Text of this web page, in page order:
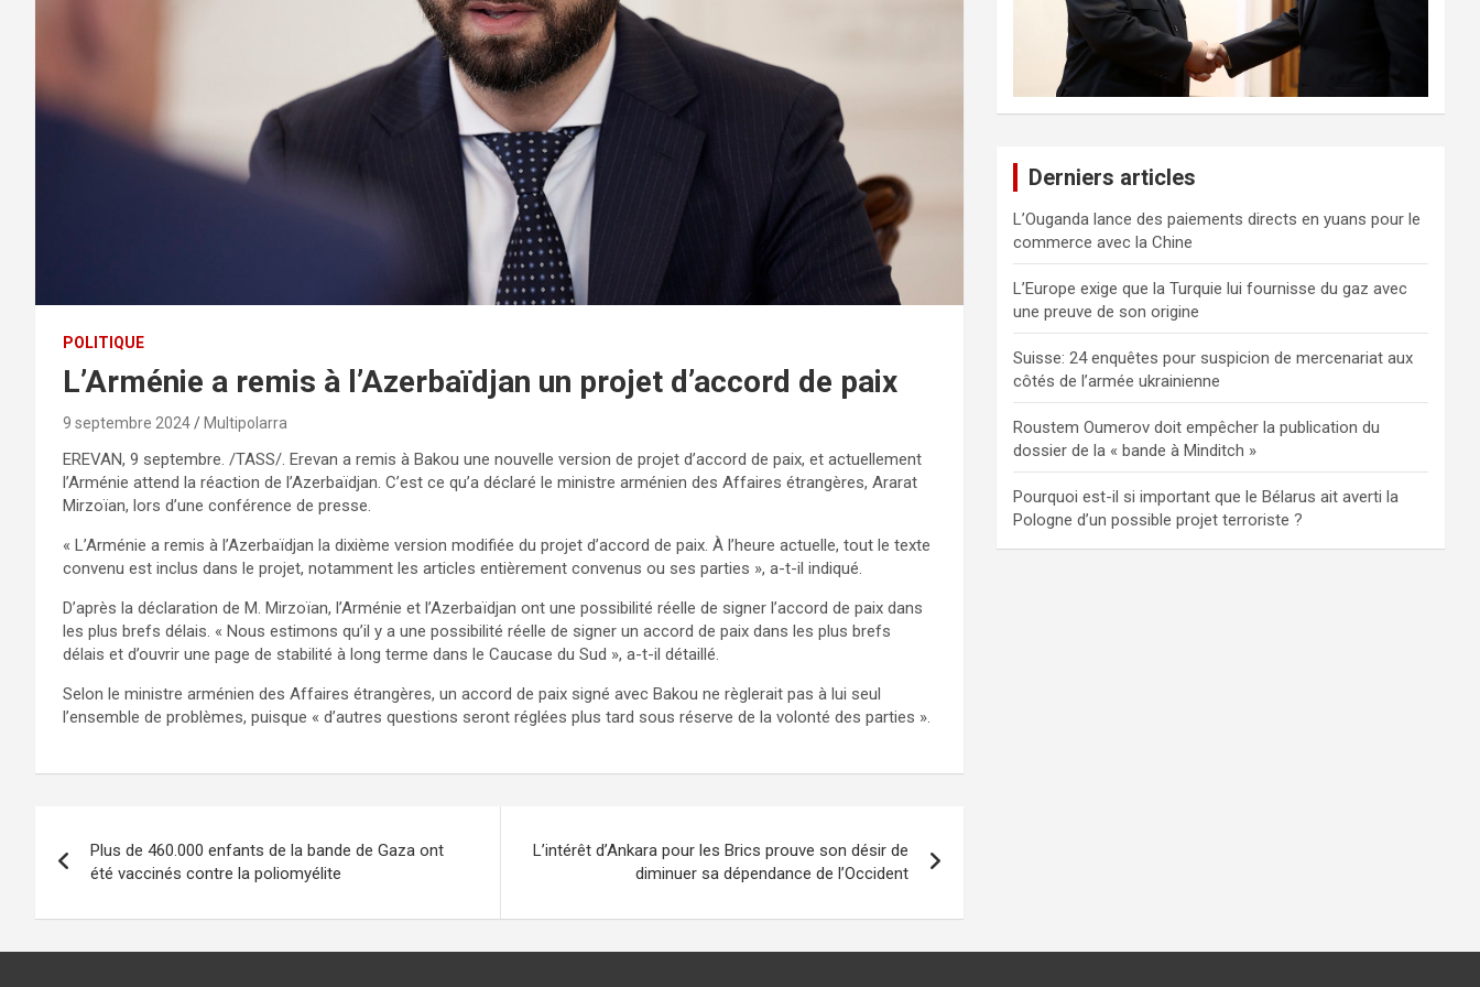
POLITIQUE
L’Arménie a remis à l’Azerbaïdjan un projet d’accord de paix
9 septembre 2024 Multipolarra
EREVAN, 9 septembre. /TASS/. Erevan a remis à Bakou une nouvelle version de projet d’accord de paix, et actuellement
l’Arménie attend la réaction de l’Azerbaïdjan. C’est ce qu’a déclaré le ministre arménien des Affaires étrangères, Ararat
Mirzoïan, lors d’une conférence de presse.
« L’Arménie a remis à l’Azerbaïdjan la dixième version modifiée du projet d’accord de paix. À l’heure actuelle, tout le texte
convenu est inclus dans le projet, notamment les articles entièrement convenus ou ses parties », a-t-il indiqué.
D’après la déclaration de M. Mirzoïan, l’Arménie et l’Azerbaïdjan ont une possibilité réelle de signer l’accord de paix dans
les plus brefs délais. « Nous estimons qu’il y a une possibilité réelle de signer un accord de paix dans les plus brefs
délais et d’ouvrir une page de stabilité à long terme dans le Caucase du Sud », a-t-il détaillé.
Selon le ministre arménien des Affaires étrangères, un accord de paix signé avec Bakou ne règlerait pas à lui seul
l’ensemble de problèmes, puisque « d’autres questions seront réglées plus tard sous réserve de la volonté des parties ».
de
l’article
Plus de 460.000 enfants de la bande de Gaza ont
été vaccinés contre la poliomyélite
L’intérêt d’Ankara pour les Brics prouve son désir de
diminuer sa dépendance de l’Occident
Derniers articles
L’Ouganda lance des paiements directs en yuans pour le
commerce avec la Chine
L’Europe exige que la Turquie lui fournisse du gaz avec
une preuve de son origine
Suisse: 24 enquêtes pour suspicion de mercenariat aux
côtés de l’armée ukrainienne
Roustem Oumerov doit empêcher la publication du
dossier de la « bande à Minditch »
Pourquoi est-il si important que le Bélarus ait averti la
Pologne d’un possible projet terroriste ?